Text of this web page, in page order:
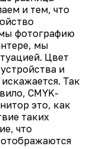
и тем, что
фотографию
мы
Цвет
и
Так
CMYK-
это, как
таких
что